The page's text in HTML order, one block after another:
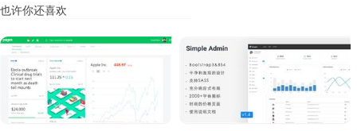
也许你还喜欢